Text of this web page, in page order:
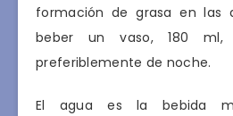
formación de grasa en las
beber un vaso, 180
preferiblemente de noche.
El agua es la bebida